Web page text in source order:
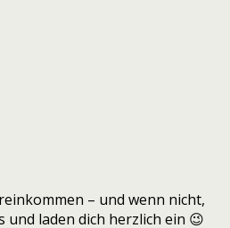
– und wenn nicht,
und laden dich herzlich ein 😉